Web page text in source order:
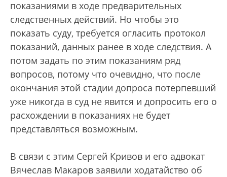
показаниями в ходе предварительных
следственных действий. Но чтобы это
показать суду, требуется огласить протокол
показаний, данных ранее в ходе следствия. А
потом задать по этим показаниям ряд
вопросов, потому что очевидно, что после
окончания этой стадии допроса потерпевший
уже никогда в суд не явится и допросить его о
расхождении в показаниях не будет
представляться возможным.
В связи с этим Сергей Кривов и его адвокат
Вячеслав Макаров заявили ходатайство об